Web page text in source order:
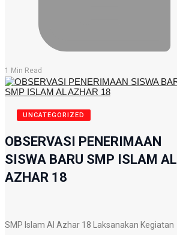
1 Min Read
UNCATEGORIZED
OBSERVASI PENERIMAAN
SISWA BARU SMP ISLAM AL
AZHAR 18
SMP Islam Al Azhar 18 Laksanakan Kegiatan